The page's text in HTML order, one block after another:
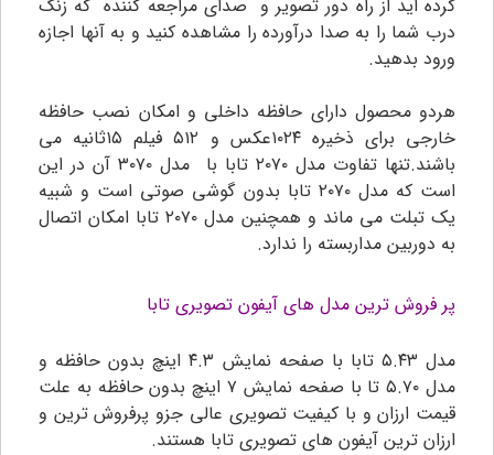
کرده اید از راه دور تصویر و صدای مراجعه کننده که زنگ
درب شما را به صدا درآورده را مشاهده کنید و به آنها اجازه
ورود بدهید.
هردو محصول دارای حافظه داخلی و امکان نصب حافظه
خارجی برای ذخیره ۱۰۲۴عکس و ۵۱۲ فیلم ۱۵ثانیه می
باشند.تنها تفاوت مدل ۲۰۷۰ تابا با مدل ۳۰۷۰ آن در این
است که مدل ۲۰۷۰ تابا بدون گوشی صوتی است و شبیه
یک تبلت می ماند و همچنین مدل ۲۰۷۰ تابا امکان اتصال
به دوربین مداربسته را ندارد.
پر فروش ترین مدل های آیفون تصویری تابا
مدل ۵.۴۳ تابا با صفحه نمایش ۴.۳ اینچ بدون حافظه و
مدل ۵.۷۰ تا با صفحه نمایش ۷ اینچ بدون حافظه به علت
قیمت ارزان و با کیفیت تصویری عالی جزو پرفروش ترین و
ارزان ترین آیفون های تصویری تابا هستند.